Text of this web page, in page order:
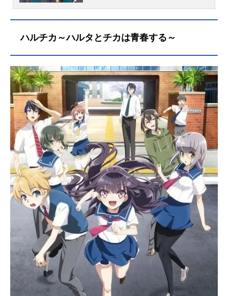
ジロー：手塚ヒロミチ
ポーラ：佐藤利奈
薬師和尚： 後藤哲夫
の子息が通う立山国際高校には、研
た。時は2016年、夏。ひとりのサム
ジュール2016年4月7日（木）～2016
年9月29日（木）TOKYOMXほか話数
全26話キャスト青馬剣之介時貞：阿
座上洋平白羽由希奈：M・A・Oソフ
ィー・ノエル：上田麗奈荻布美夏：
瀬戸麻沙美赤城涼斗：石川界人茅原
純大：小林裕介ホセ・カルロス・高
須賀：武内駿輔宇波茉莉那：杉平真
奈美白羽小春：麻倉もも白羽洋海：
東條加那子トム・ボーデン：木村良
平リュウ・シェンミイ：植田ひかる
セバスチャン：楠大典グラハム：小
西克幸リタ：Lynnベス：木村珠莉荒
俣稔：巻島康一ジロー：手塚ヒロミ
チポーラ：佐藤利奈武隈先生：木内
秀信薬師和尚：後藤哲夫スタッフ原
作：SnowGrouse監督：岡村天斎シ
リーズ構成：檜垣亮キャラクターデ
ザイン：石井百合子総作画監督：西
畑あゆみヴィジュアルコンセプト・
ハルチカ～ハルタとチカは青春する～